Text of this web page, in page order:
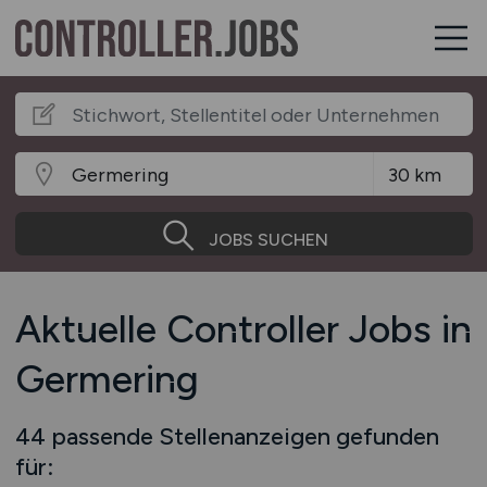
JOBS SUCHEN
Aktuelle Controller Jobs in
Germering
44 passende Stellenanzeigen gefunden
für: